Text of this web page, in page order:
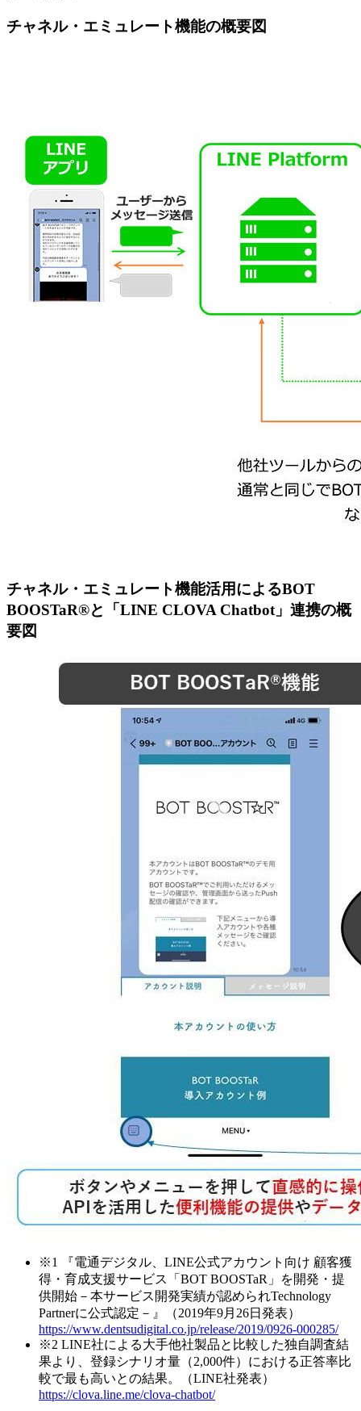
チャネル・エミュレート機能の概要図
チャネル・エミュレート機能活用によるBOT
BOOSTaR®と「LINE CLOVA Chatbot」連携の概
要図
※1
『電通デジタル、LINE公式アカウント向け 顧客獲
得・育成支援サービス「BOT BOOSTaR」を開発・提
供開始－本サービス開発実績が認められTechnology
Partnerに公式認定－』（2019年9月26日発表）
https://www.dentsudigital.co.jp/release/2019/0926-000285/
※2 LINE社による大手他社製品と比較した独自調査結
果より、登録シナリオ量（2,000件）における正答率比
較で最も高いとの結果。（LINE社発表）
https://clova.line.me/clova-chatbot/